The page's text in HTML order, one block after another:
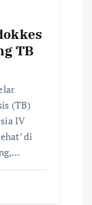
TB
(TB)
IV
di